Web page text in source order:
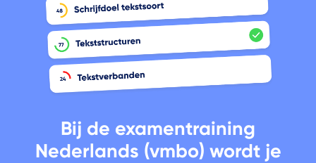
Bij de examentraining
Nederlands (vmbo) wordt je